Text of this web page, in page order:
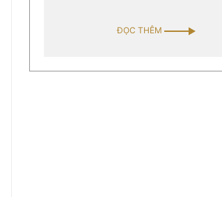
phẩm thảo dược của Mỹ tại Việt Nam.
ĐỌC THÊM